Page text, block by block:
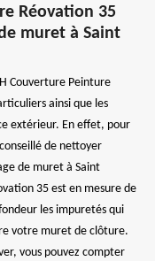
Réovation 35
muret à Saint
Couverture Peinture
ainsi que les
extérieur. En effet, pour
de nettoyer
de muret à Saint
35 est en mesure de
les impuretés qui
votre muret de clôture.
vous pouvez compter